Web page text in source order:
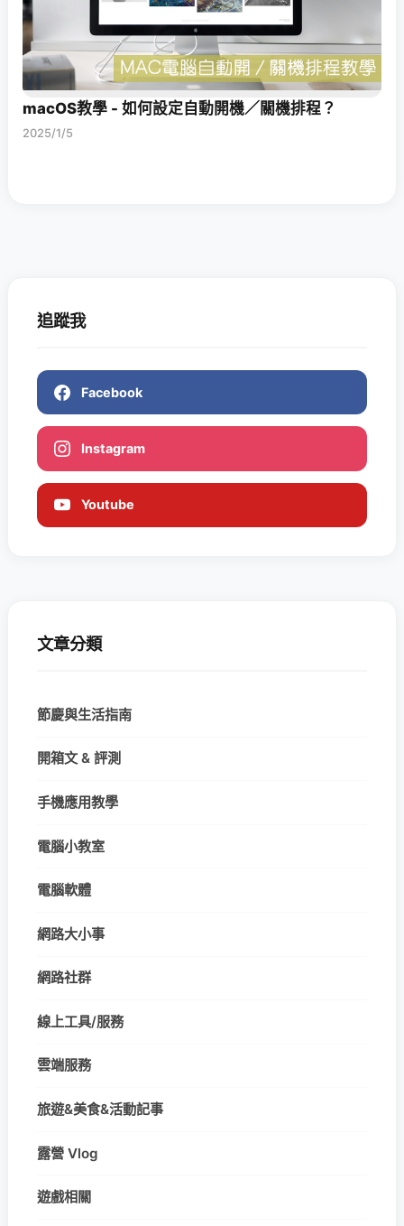
macOS教學 - 如何設定自動開機／關機排程？
2025/1/5
追蹤我
Facebook
Instagram
Youtube
文章分類
節慶與生活指南
開箱文 & 評測
手機應用教學
電腦小教室
電腦軟體
網路大小事
網路社群
線上工具/服務
雲端服務
旅遊&美食&活動記事
露營 Vlog
遊戲相關